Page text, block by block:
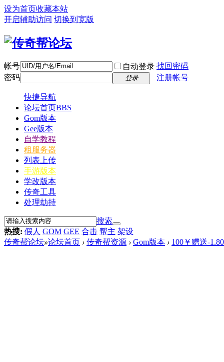
设为首页收藏本站
开启辅助访问 切换到宽版
帐号 自动登录 找回密码
密码
登录 注册帐号
快捷导航
论坛首页BBS
Gom版本
Gee版本
自学教程
租服务器
列表上传
手游版本
学改版本
传奇工具
处理劫持
搜索
热搜: 假人 GOM GEE 合击 帮主 架设
传奇帮论坛»论坛首页 › 传奇帮资源 › Gom版本 › 100￥赠送-